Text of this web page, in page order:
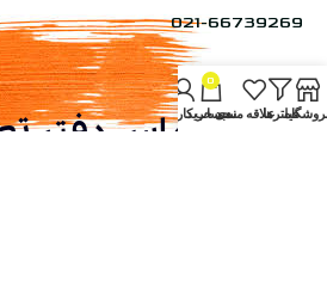
021-66739269
021-66723921
شماره تماس دفتر
فیلترهاعلاقه مندی
0
سبد خرید
حساب کاربری من